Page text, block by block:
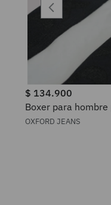
$ 134.900
Boxer para
OXFORD JEANS